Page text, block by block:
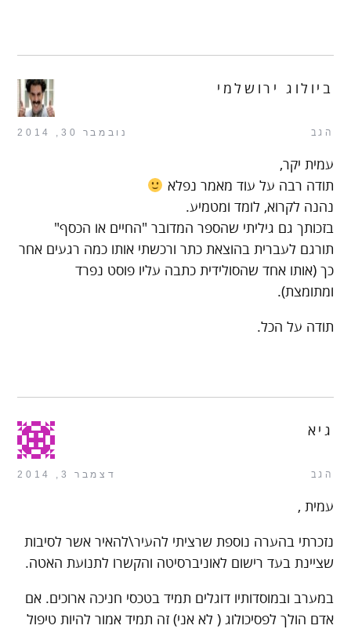
הגב נובמבר 30, 2014
ביולוג ירושלמי
עמית יקר,
תודה רבה על עוד מאמר נפלא
נהנה לקרוא, לומד ומטמיע.
בזכותך גם גיליתי שהספר המדובר "החיים או הכסף"
תורגם לעברית בהוצאת כתר ורכשתי אותו כמה רגעים אחר
כך (אותו אחד שהסולידית כתבה עליו פוסט נפרד
ומתומצת).
תודה על הכל.
הגב דצמבר 3, 2014
גיא
עמית ,
נזכרתי בהערה נוספת שרציתי להעיר\להאיר אשר לסיבות
שציינת בעד רישום לאוניברסיטה והקשרו לתנועת האטה.
במערב ובמוסדותיו דוגלים תמיד בטכסי חניכה ארוכים. אם
אדם הולך לפסיכולוג ( לא אני) זה תמיד אמור להיות טיפול